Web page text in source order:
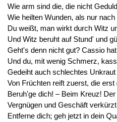
Wie arm sind die, die nicht
Wie heilten Wunden, als nur nach
Du weißt, man wirkt durch Witz
Und Witz beruht auf Stund' und
Geht's denn nicht gut? Cassio
Und du, mit wenig Schmerz,
Gedeiht auch schlechtes Unkraut
Von Früchten reift zuerst, die erst
Beruh'ge dich! – Beim Kreuz!
Vergnügen und Geschäft
Entferne dich; geh jetzt in dein